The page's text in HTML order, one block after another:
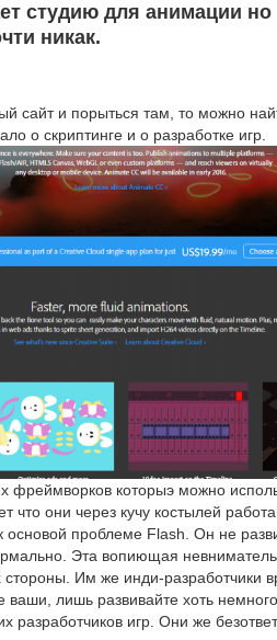
студию для анимации но
никак.
сайт и порыться там, то можно
о скриптинге и о разработке игр.
фреймворков которыэ можно
что они через кучу костылей
основой проблеме Flash. Он не
Эта вопиющая
стороны. Им же инди-разработчики
ваши, лишь развивайте хоть
разработчиков игр. Они же